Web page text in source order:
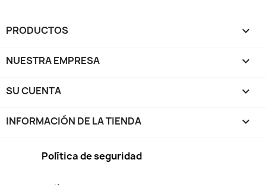
PRODUCTOS 
NUESTRA EMPRESA 
SU CUENTA 
INFORMACIÓN DE LA TIENDA keyboard_arrow_down
Política de seguridad